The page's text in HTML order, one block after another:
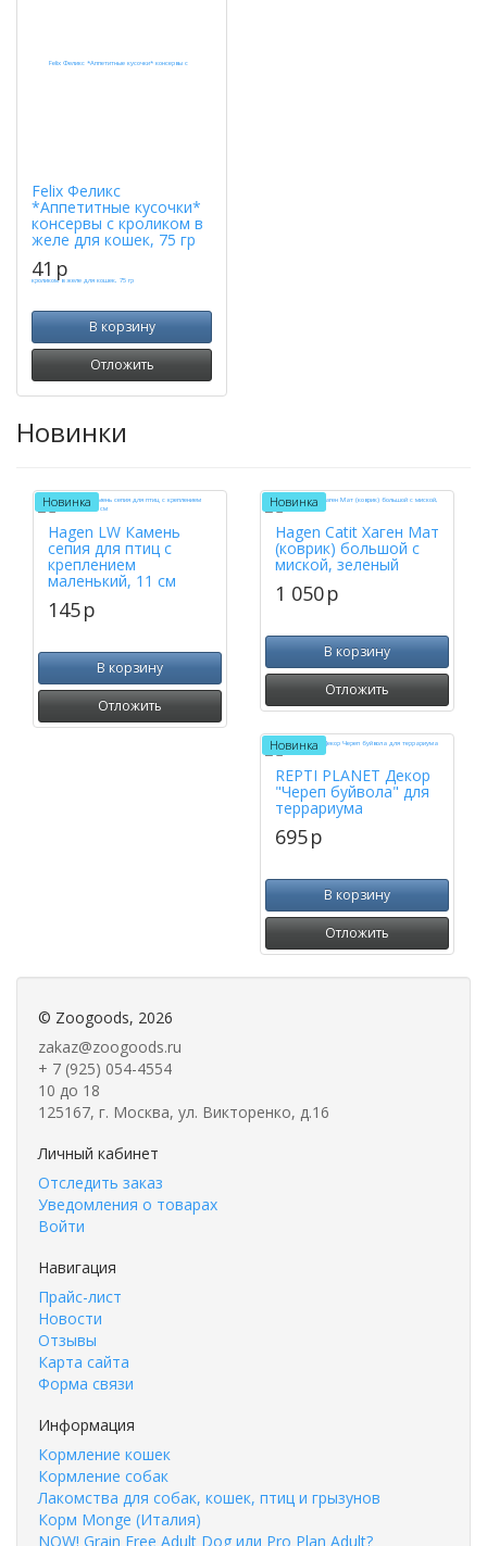
Felix Феликс
*Аппетитные кусочки*
консервы с кроликом в
желе для кошек, 75 гр
41 p
В корзину
Отложить
Новинки
Новинка
Hagen LW Камень
сепия для птиц с
креплением
маленький, 11 см
145p
В корзину
Отложить
Новинка
Hagen Catit Хаген Мат
(коврик) большой с
миской, зеленый
1 050p
В корзину
Отложить
Новинка
REPTI PLANET Декор
"Череп буйвола" для
террариума
695p
В корзину
Отложить
© Zoogoods, 2026
zakaz@zoogoods.ru
+ 7 (925) 054-4554
10 до 18
125167, г. Москва, ул. Викторенко, д.16
Личный кабинет
Отследить заказ
Уведомления о товарах
Войти
Навигация
Прайс-лист
Новости
Отзывы
Карта сайта
Форма связи
Информация
Кормление кошек
Кормление собак
Лакомства для собак, кошек, птиц и грызунов
Корм Monge (Италия)
NOW! Grain Free Adult Dog или Pro Plan Adult?